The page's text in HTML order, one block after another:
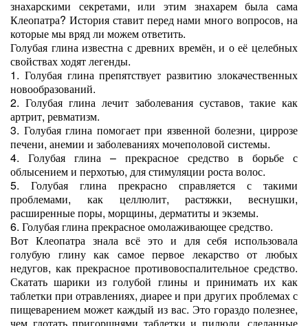
знахарскими секретами, или этим знахарем была сама
Клеопатра? История ставит перед нами много вопросов, на
которые мы вряд ли можем ответить.
Голубая глина известна с древних времён, и о её целебных
свойствах ходят легенды.
1. Голубая глина препятствует развитию злокачественных
новообразований.
2. Голубая глина лечит заболевания суставов, такие как
артрит, ревматизм.
3. Голубая глина помогает при язвенной болезни, циррозе
печени, анемии и заболеваниях мочеполовой системы.
4.
Голубая глина – прекрасное средство в борьбе с
облысением и перхотью, для стимуляции роста волос.
5.
Голубая глина прекрасно справляется с такими
проблемами, как целлюлит, растяжки, веснушки,
расширенные поры, морщины, дерматиты и экземы.
6. Голубая глина прекрасное омолаживающее средство.
Вот Клеопатра знала всё это и для себя использовала
голубую глину как самое первое лекарство от любых
недугов, как прекрасное противовоспалительное средство.
Скатать шарики из голубой глины и принимать их как
таблетки при отравлениях, диарее и при других проблемах с
пищеварением может каждый из вас. Это гораздо полезнее,